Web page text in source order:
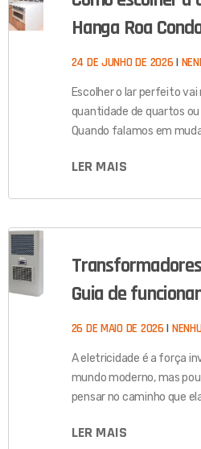
Hanga Roa
24 DE JUNHO DE 2026
Escolher o lar perfeito
quantidade de quartos
Quando falamos em
LER MAIS
Guia de
26 DE MAIO DE 2026
A eletricidade é a força
mundo moderno, mas
pensar no caminho que
LER MAIS